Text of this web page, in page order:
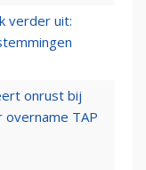
verder uit:
onrust bij
TAP